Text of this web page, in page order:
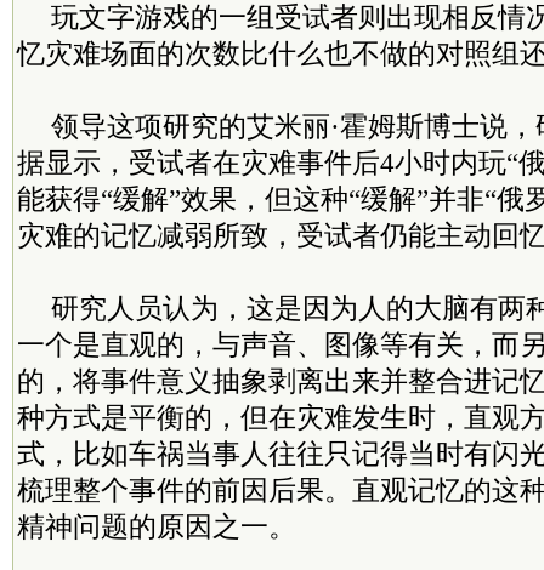
玩文字游戏的一组受试者则出现相反情
忆灾难场面的次数比什么也不做的对照组
领导这项研究的艾米丽·霍姆斯博士说
据显示，受试者在灾难事件后4小时内玩“
能获得“缓解”效果，但这种“缓解”并非“俄
灾难的记忆减弱所致，受试者仍能主动回
研究人员认为，这是因为人的大脑有两
一个是直观的，与声音、图像等有关，而
的，将事件意义抽象剥离出来并整合进记
种方式是平衡的，但在灾难发生时，直观
式，比如车祸当事人往往只记得当时有闪
梳理整个事件的前因后果。直观记忆的这
精神问题的原因之一。